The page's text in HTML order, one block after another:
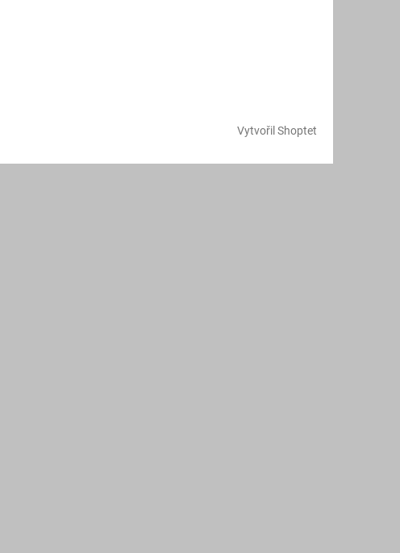
Vytvořil Shoptet